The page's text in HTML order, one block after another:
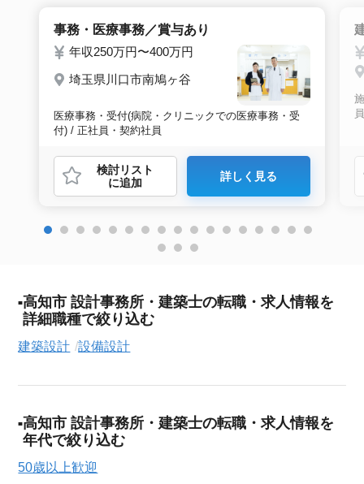
事務・医療事務／賞与あり
年収250万円〜400万円
埼玉県川口市南鳩ヶ谷
医療事務・受付(病院・クリニックでの医療事務・受
付) / 正社員・契約社員
検討リスト
に追加
詳しく見る
員
高知市 設計事務所・建築士の転職・求人情報を
詳細職種で絞り込む
建築設計 設備設計
高知市 設計事務所・建築士の転職・求人情報を
年代で絞り込む
50歳以上歓迎